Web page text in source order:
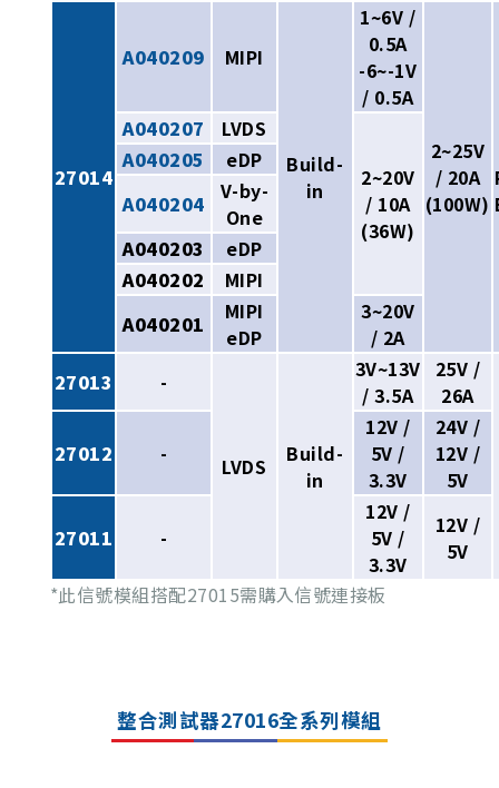
27014
A040209 MIPI
Build-
in
1~6V /
0.5A
-6~-1V
/ 0.5A
2~25V
/ 20A
(100W)
A040207
LVDS
2~20V
/ 10A
(36W)
A040205
eDP
A040204
V-by-
One
A040203
eDP
A040202
MIPI
A040201
MIPI
eDP
3~20V
/ 2A
27013
-
LVDS
Build-
in
3V~13V
/ 3.5A
25V /
26A
27012 -
12V /
5V /
3.3V
24V /
12V /
5V
27011 -
12V /
5V /
3.3V
12V /
5V
*此信號模組搭配27015需購入信號連接板
整合測試器27016全系列模組